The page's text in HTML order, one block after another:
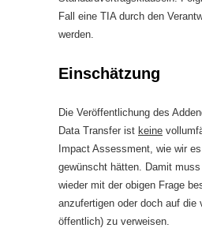
Fall eine TIA durch den
werden.
Einschätzung
Die Veröffentlichung des
Data Transfer ist keine
Impact Assessment, wie wir
gewünscht hätten. Damit
wieder mit der obigen Frage
anzufertigen oder doch auf die
öffentlich) zu verweisen.